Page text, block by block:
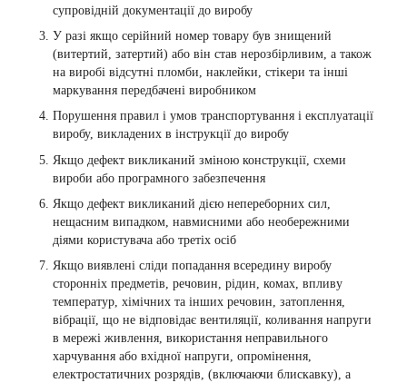
супровідній документації до виробу
У разі якщо серійний номер товару був знищений
(витертий, затертий) або він став нерозбірливим, а також
на виробі відсутні пломби, наклейки, стікери та інші
маркування передбачені виробником
Порушення правил і умов транспортування і експлуатації
виробу, викладених в інструкції до виробу
Якщо дефект викликаний зміною конструкції, схеми
вироби або програмного забезпечення
Якщо дефект викликаний дією непереборних сил,
нещасним випадком, навмисними або необережними
діями користувача або третіх осіб
Якщо виявлені сліди попадання всередину виробу
сторонніх предметів, речовин, рідин, комах, впливу
температур, хімічних та інших речовин, затоплення,
вібрації, що не відповідає вентиляції, коливання напруги
в мережі живлення, використання неправильного
харчування або вхідної напруги, опромінення,
електростатичних розрядів, (включаючи блискавку), а